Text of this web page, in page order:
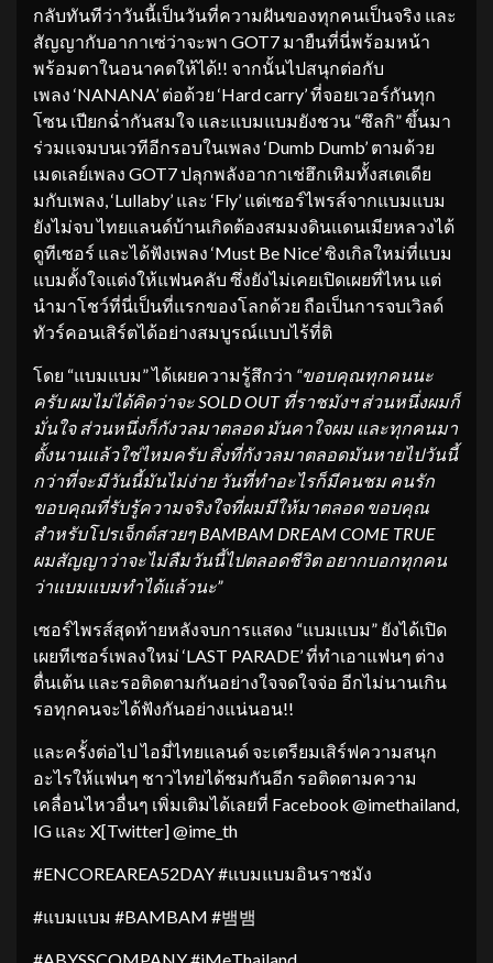
กลับทันทีว่าวันนี้เป็นวันที่ความฝันของทุกคนเป็นจริง และ
สัญญากับอากาเซ่ว่าจะพา GOT7 มายืนที่นี่พร้อมหน้า
พร้อมตาในอนาคตให้ได้!! จากนั้นไปสนุกต่อกับ
เพลง ‘NANANA’ ต่อด้วย ‘Hard carry’ ที่จอยเวอร์กันทุก
โซน เปียกฉ่ำกันสมใจ และแบมแบมยังชวน “ซึลกิ” ขึ้นมา
ร่วมแจมบนเวทีอีกรอบในเพลง ‘Dumb Dumb’ ตามด้วย
เมดเลย์เพลง GOT7 ปลุกพลังอากาเช่ฮึกเหิมทั้งสเตเดีย
มกับเพลง, ‘Lullaby’ และ ‘Fly’ แต่เซอร์ไพรส์จากแบมแบม
ยังไม่จบ ไทยแลนด์บ้านเกิดต้องสมมงดินแดนเมียหลวงได้
ดูทีเซอร์ และได้ฟังเพลง ‘Must Be Nice’ ซิงเกิลใหม่ที่แบม
แบมตั้งใจแต่งให้แฟนคลับ ซึ่งยังไม่เคยเปิดเผยที่ไหน แต่
นำมาโชว์ที่นี่เป็นที่แรกของโลกด้วย ถือเป็นการจบเวิลด์
ทัวร์คอนเสิร์ตได้อย่างสมบูรณ์แบบไร้ที่ติ
โดย “แบมแบม” ได้เผยความรู้สึกว่า “ขอบคุณทุกคนนะ
ครับ ผมไม่ได้คิดว่าจะ SOLD OUT ที่ราชมังฯ ส่วนหนึ่งผมก็
มั่นใจ ส่วนหนึ่งก็กังวลมาตลอด มันคาใจผม และทุกคนมา
ตั้งนานแล้วใช่ไหมครับ สิ่งที่กังวลมาตลอดมันหายไปวันนี้
กว่าที่จะมีวันนี้มันไม่ง่าย วันที่ทำอะไรก็มีคนชม คนรัก
ขอบคุณที่รับรู้ความจริงใจที่ผมมีให้มาตลอด ขอบคุณ
สำหรับโปรเจ็กต์สวยๆ BAMBAM DREAM COME TRUE
ผมสัญญาว่าจะไม่ลืมวันนี้ไปตลอดชีวิต อยากบอกทุกคน
ว่าแบมแบมทำได้แล้วนะ”
เซอร์ไพรส์สุดท้ายหลังจบการแสดง “แบมแบม” ยังได้เปิด
เผยทีเซอร์เพลงใหม่ ‘LAST PARADE’ ที่ทำเอาแฟนๆ ต่าง
ตื่นเต้น และรอติดตามกันอย่างใจจดใจจ่อ อีกไม่นานเกิน
รอทุกคนจะได้ฟังกันอย่างแน่นอน!!
และครั้งต่อไป ไอมี่ไทยแลนด์ จะเตรียมเสิร์ฟความสนุก
อะไรให้แฟนๆ ชาวไทยได้ชมกันอีก รอติดตามความ
เคลื่อนไหวอื่นๆ เพิ่มเติมได้เลยที่ Facebook @imethailand,
IG และ X[Twitter] @ime_th
#ENCOREAREA52DAY #แบมแบมอินราชมัง
#แบมแบม #BAMBAM #뱀뱀
#ABYSSCOMPANY #iMeThailand